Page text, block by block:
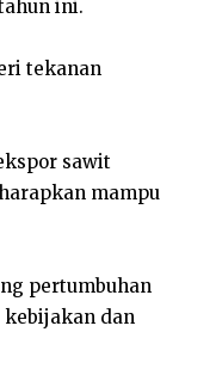
ini.
tekanan
sawit
mampu
pertumbuhan
kebijakan dan